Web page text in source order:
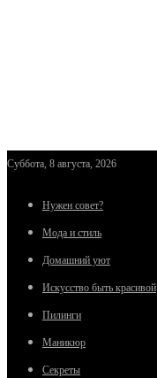
Суббота, 8 августа, 2026
Нужен совет?
Мода и стиль
Домашний уют
Искусство быть красивой
Пилинги
Маникюр
Секреты